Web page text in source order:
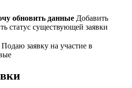
обновить данные Добавить
статус существующей заявки
Подаю заявку на участие в